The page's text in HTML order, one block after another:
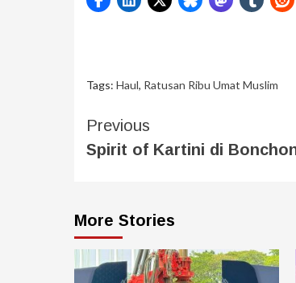
Tags: Haul, Ratusan Ribu Umat Muslim
Previous
Spirit of Kartini di
More Stories